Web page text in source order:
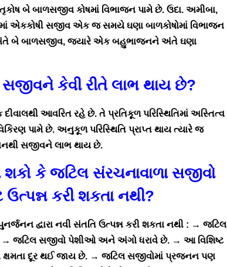
બે બાળસજીવ કોષમાં વિભાજન પામે છે. ઉદા. અમીબા,
એકકોષી સજીવ એક જ સમયે ઘણા બાળકોષોમાં વિભાજન
બે બાળસજીવ, જ્યારે એક બહુભાજનને અંતે ઘણા
સજીવને કેવી રીતે લાભ થાય છે?
દીવાલથી આવરિત રહે છે. તે પ્રતિકૂળ પરિસ્થિતિમાં અસ્તિત્વ
પામે છે. અનુકૂળ પરિસ્થિતિ પ્રાપ્ત થાય ત્યારે જ
સજીવને લાભ થાય છે.
શકો કે જટિલ સંરચનાવાળા સજીવો
ઉત્પન્ન કરી શકતા નથી?
દ્વારા નવી સંતતિ ઉત્પન્ન કરી શકતા નથી : → જટિલ
છે. → જટિલ સજીવો પેશીઓ અને અંગો ધરાવે છે. → આ વિશિષ્ટ
દૂર થઈ જાય છે. → જટિલ સજીવોમાં પ્રજનન પણ